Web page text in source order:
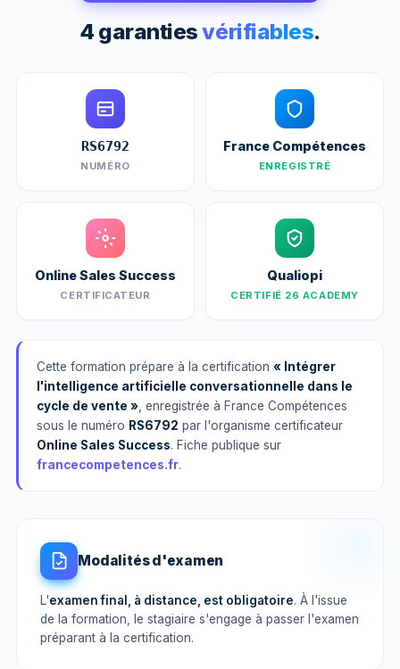
4 garantiesvérifiables.
RS6792
NUMÉRO
France Compétences
ENREGISTRÉ
Online Sales Success
CERTIFICATEUR
Qualiopi
CERTIFIÉ 26 ACADEMY
Cette formation prépare à la certification « Intégrer
l'intelligence artificielle conversationnelle dans le
cycle de vente » , enregistrée à France Compétences
sous le numéro RS6792 par l'organisme certificateur
Online Sales Success. Fiche publique sur
francecompetences.fr.
Modalités d'examen
L'examen final, à distance, est obligatoire. À l'issue
de la formation, le stagiaire s'engage à passer l'examen
préparant à la certification.